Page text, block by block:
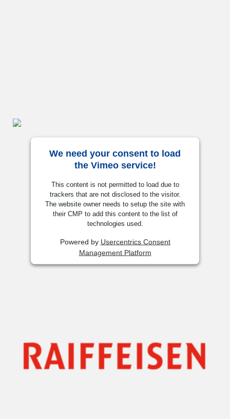
We need your consent to load
the Vimeo service!
This content is not permitted to load due to
trackers that are not disclosed to the visitor.
The website owner needs to setup the site with
their CMP to add this content to the list of
technologies used.
Powered by Usercentrics Consent
Management Platform